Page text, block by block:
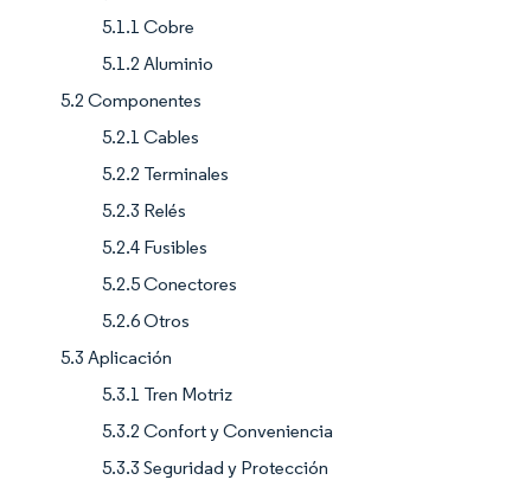
5.1.1 Cobre
5.1.2 Aluminio
5.2 Componentes
5.2.1 Cables
5.2.2 Terminales
5.2.3 Relés
5.2.4 Fusibles
5.2.5 Conectores
5.2.6 Otros
5.3 Aplicación
5.3.1 Tren Motriz
5.3.2 Confort y Conveniencia
5.3.3 Seguridad y Protección